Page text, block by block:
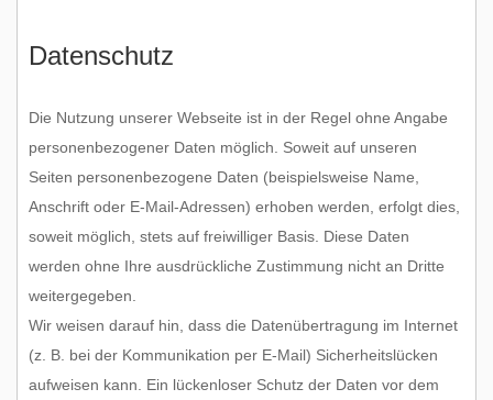
Datenschutz
Die Nutzung unserer Webseite ist in der Regel ohne Angabe
personenbezogener Daten möglich. Soweit auf unseren
Seiten personenbezogene Daten (beispielsweise Name,
Anschrift oder E-Mail-Adressen) erhoben werden, erfolgt dies,
soweit möglich, stets auf freiwilliger Basis. Diese Daten
werden ohne Ihre ausdrückliche Zustimmung nicht an Dritte
weitergegeben.
Wir weisen darauf hin, dass die Datenübertragung im Internet
(z. B. bei der Kommunikation per E-Mail) Sicherheitslücken
aufweisen kann. Ein lückenloser Schutz der Daten vor dem